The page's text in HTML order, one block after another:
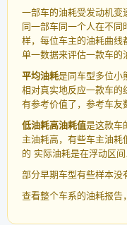
一部车的油耗受发动机变
同一部车同一个人在不
样，每位车主的油耗曲线
单一数据来评估一款车的
平均油耗是同车型多位小
相对真实地反应一款车的
有参考价值了，参考车友
低油耗高油耗值是这款车
主油耗高，有些车主油
的 实际油耗是在浮动区间
部分早期车型有些样本没
查看整个车系的油耗报告